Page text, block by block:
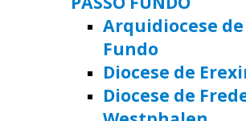
Arquidiocese de
Fundo
Diocese de
Diocese de